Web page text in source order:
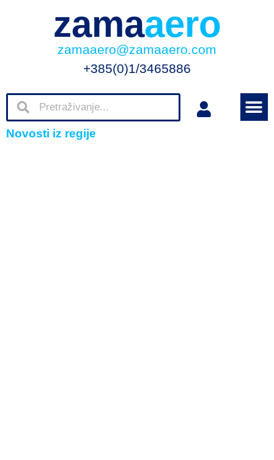
zamaaero
zamaaero@zamaaero.com
+385(0)1/3465886
Novosti iz regije